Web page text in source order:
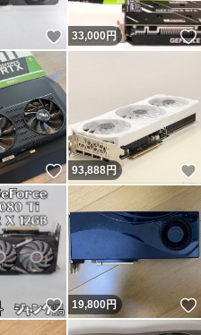
いいね！
33,000 円
いいね！
93,888円
いいね！
19,800円